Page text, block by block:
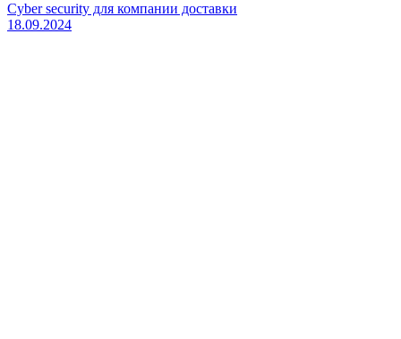
Cyber security для компании доставки
18.09.2024